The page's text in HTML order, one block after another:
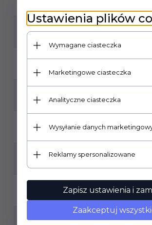
KLASA ŚCIERALNOŚCI:
ILOŚĆ SZTUK W OPAKOWANIU:
RODZAJ POWIERZCHNI:
MATOWA
ZASTOSOWANIE:
Ustawienia plików
Wymagane ciasteczka
Marketingowe ciasteczka
Analityczne ciasteczka
Wysyłanie danych
Reklamy spersonalizowane
Zapisz ustawienia i
Zaakceptuj